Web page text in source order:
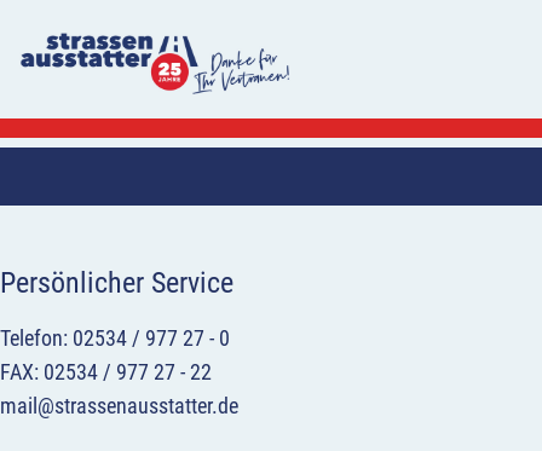
Persönlicher Service
Telefon: 02534 / 977 27 - 0
FAX: 02534 / 977 27 - 22
mail@strassenausstatter.de